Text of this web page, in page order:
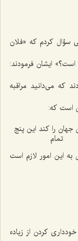
سؤال کردم که «فلان
ایشان فرمودند:
که می‌دانید مراقبه
است که:
جهان را کند این پنج
تمام
این امور لازم است
کردن از زیاده